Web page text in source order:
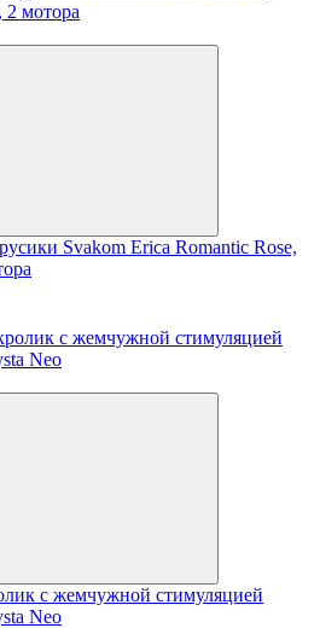
Svakom Erica Romantic Rose,
с жемчужной стимуляцией
Neo